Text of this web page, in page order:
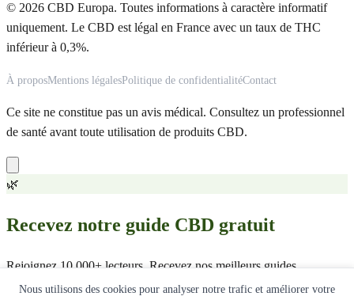
© 2026 CBD Europa. Toutes informations à caractère informatif
uniquement. Le CBD est légal en France avec un taux de THC
inférieur à 0,3%.
À proposMentions légalesPolitique de confidentialitéContact
Ce site ne constitue pas un avis médical. Consultez un professionnel
de santé avant toute utilisation de produits CBD.
🌿
Recevez notre guide CBD gratuit
Rejoignez 10 000+ lecteurs. Recevez nos meilleurs guides,
comparatifs et offres exclusives.
Nous utilisons des cookies pour analyser notre trafic et améliorer votre